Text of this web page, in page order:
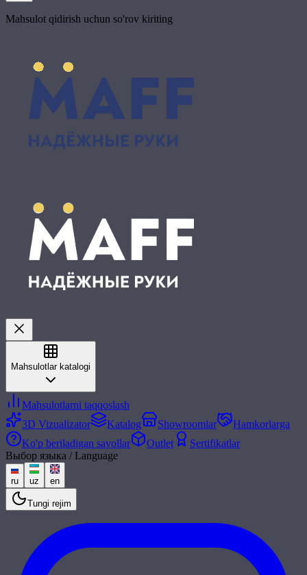
Mahsulot qidirish uchun so'rov kiriting
Mahsulotlar katalogi
Mahsulotlarni taqqoslash
3D Vizualizator
Katalog Showroomlar
Hamkorlarga
Ko'p beriladigan savollar
Outlet
Sertifikatlar
Выбор языка / Language
ru uz en
Tungi rejim